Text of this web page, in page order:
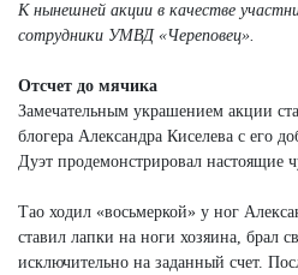
К нынешней акции в качестве
сотрудники УМВД «Череповец».
Отсчет до мячика
Замечательным украшением акции
блогера Александра Киселева с его
Дуэт продемонстрировал настоящие
Тао ходил «восьмеркой» у ног
ставил лапки на ноги хозяина, брал
исключительно на заданный счет.